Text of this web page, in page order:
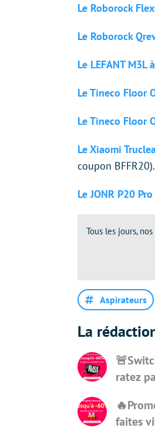
Le Roborock
Le Roborock
Le LEFANT M3L
Le Tineco Floor
Le Tineco Floor
Le Xiaomi
coupon BFFR20).
Le JONR P20
Tous les jours,
Aspirateurs
La
ratez
faites